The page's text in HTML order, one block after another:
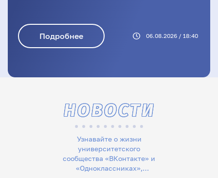
Подробнее 06.08.2026 / 18:40
Узнавайте о жизни
университетского
сообщества «ВКонтакте» и
«Одноклассниках»,
НОВОСТИ